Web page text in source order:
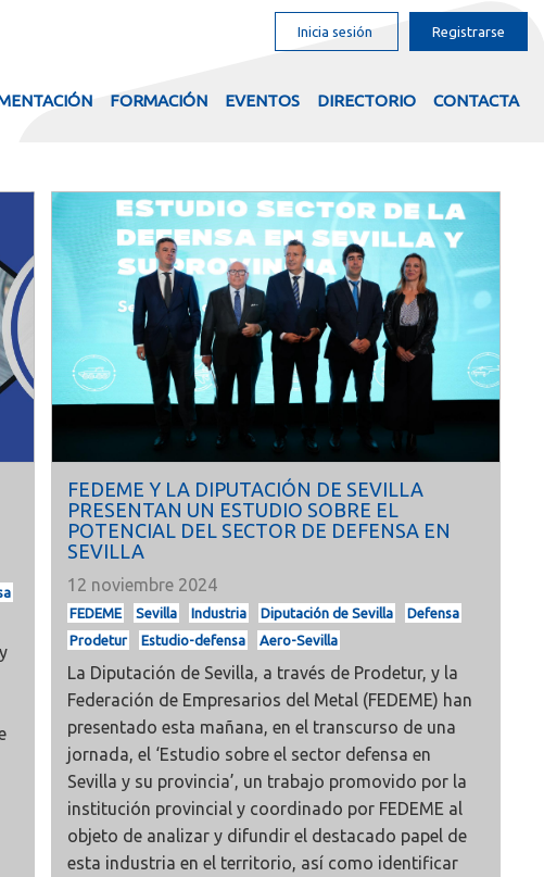
Inicia sesión Registrarse
FORMACIÓN EVENTOS DIRECTORIO CONTACTA
y
FEDEME Y LA DIPUTACIÓN DE SEVILLA
PRESENTAN UN ESTUDIO SOBRE EL
POTENCIAL DEL SECTOR DE DEFENSA EN
SEVILLA
12 noviembre 2024
FEDEME Sevilla Industria Diputación de Sevilla
Defensa
Prodetur
Estudio-defensa Aero-Sevilla
La Diputación de Sevilla, a través de Prodetur, y la
Federación de Empresarios del Metal (FEDEME) han
presentado esta mañana, en el transcurso de una
jornada, el ‘Estudio sobre el sector defensa en
Sevilla y su provincia’, un trabajo promovido por la
institución provincial y coordinado por FEDEME al
objeto de analizar y difundir el destacado papel de
esta industria en el territorio, así como identificar